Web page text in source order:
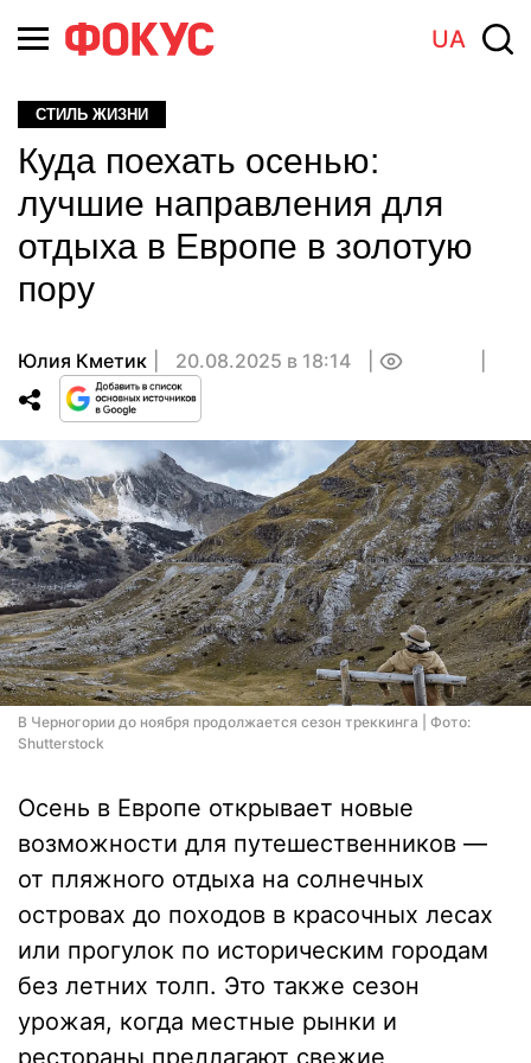
UA
СТИЛЬ ЖИЗНИ
Куда поехать осенью:
лучшие направления для
отдыха в Европе в золотую
пору
Юлия Кметик 20.08.2025 в 18:14
В Черногории до ноября продолжается сезон треккинга | Фото:
Shutterstock
Осень в Европе открывает новые
возможности для путешественников —
от пляжного отдыха на солнечных
островах до походов в красочных лесах
или прогулок по историческим городам
без летних толп. Это также сезон
урожая, когда местные рынки и
рестораны предлагают свежие